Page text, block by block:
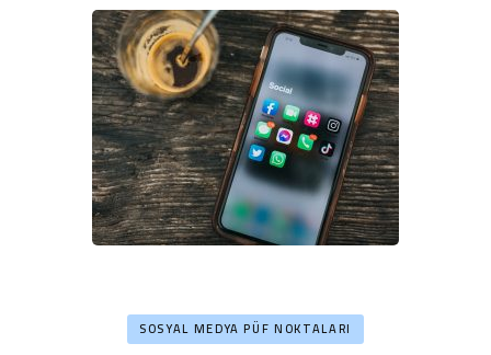
SOSYAL MEDYA PÜF NOKTALARI